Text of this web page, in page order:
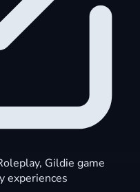
Gildie game
experiences